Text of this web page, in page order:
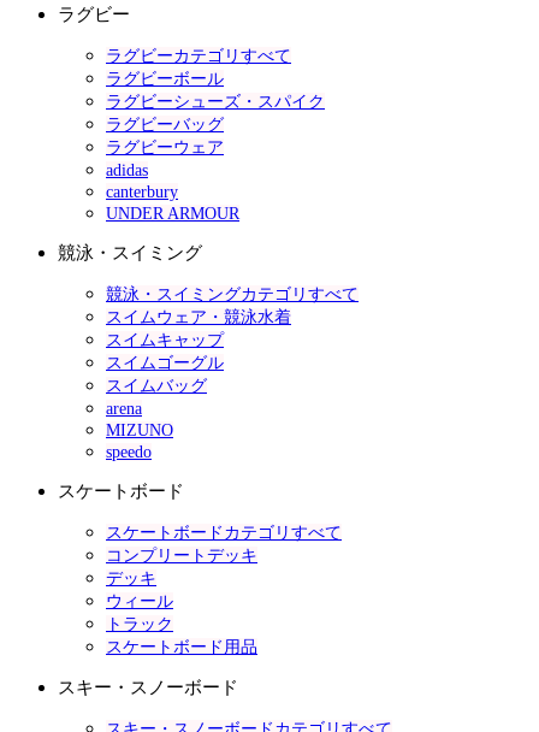
ラグビー
ラグビーカテゴリすべて
ラグビーボール
ラグビーシューズ・スパイク
ラグビーバッグ
ラグビーウェア
adidas
canterbury
UNDER ARMOUR
競泳・スイミング
競泳・スイミングカテゴリすべて
スイムウェア・競泳水着
スイムキャップ
スイムゴーグル
スイムバッグ
arena
MIZUNO
speedo
スケートボード
スケートボードカテゴリすべて
コンプリートデッキ
デッキ
ウィール
トラック
スケートボード用品
スキー・スノーボード